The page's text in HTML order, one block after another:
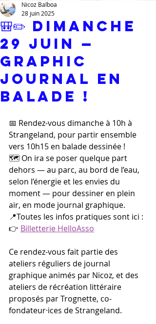
🎒✏️ Dimanche
29 juin —
Graphic
Journal en
balade !
Nicoz Balboa
28 juin 2025
📅 Rendez-vous dimanche à 10h à
Strangeland, pour partir ensemble
vers 10h15 en balade dessinée !
🗺️ On ira se poser quelque part
dehors — au parc, au bord de l’eau,
selon l’énergie et les envies du
moment — pour dessiner en plein
air, en mode journal graphique.
📍Toutes les infos pratiques sont ici :
👉 Billetterie HelloAsso
Ce rendez-vous fait partie des
ateliers réguliers de journal
graphique animés par Nicoz, et des
ateliers de récréation littéraire
proposés par Trognette, co-
fondateur·ices de Strangeland.